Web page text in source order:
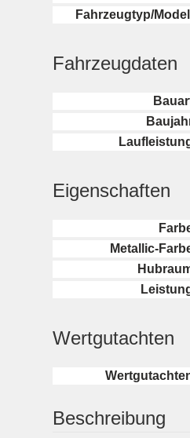
Fahrzeugtyp/
Fahrzeugdaten
Eigenschaften
Metallic-
Wertgutachten
Beschreibung